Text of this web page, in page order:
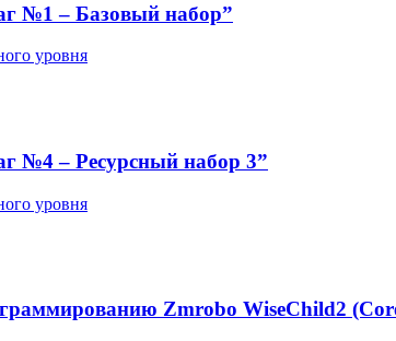
№1 – Базовый набор”
уровня
№4 – Ресурсный набор 3”
уровня
Zmrobo WiseChild2